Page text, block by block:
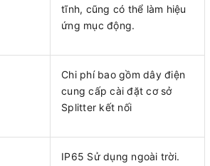
tĩnh, cũng có thể làm hiệu
ứng mục động.
Chi phí bao gồm dây điện
cung cấp cài đặt cơ sở
Splitter kết nối
IP65 Sử dụng ngoài trời.